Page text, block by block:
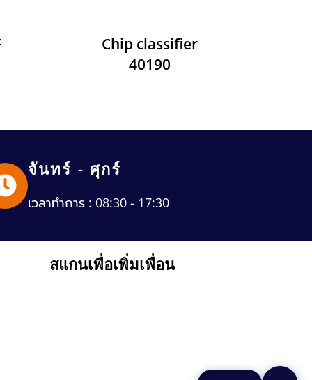
Chip classifier
40190
จันทร์ - ศุกร์
เวลาทำการ : 08:30 - 17:30
สแกนเพื่อเพิ่มเพื่อน